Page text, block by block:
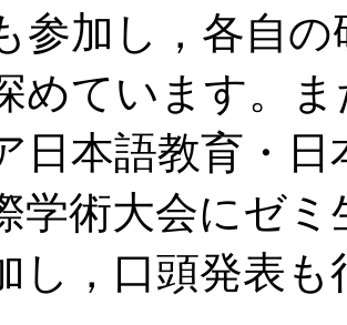
参加し，各自
めています。
日本語教育・日
学術大会にゼ
し，口頭発表